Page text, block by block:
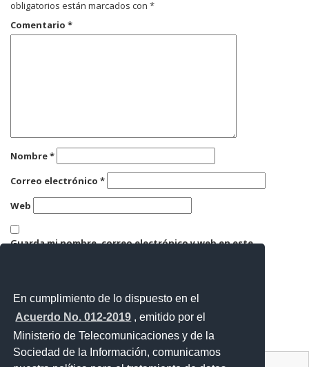
En cumplimiento de lo dispuesto en el
Acuerdo No. 012-2019 , emitido por el
Ministerio de Telecomunicaciones y de la
Sociedad de la Información, comunicamos
obligatorios están marcados con *
Comentario *
Nombre*
Correo electrónico *
Web
Guarda mi nombre, correo electrónico y web en este
Contacto Ciudadano Digital